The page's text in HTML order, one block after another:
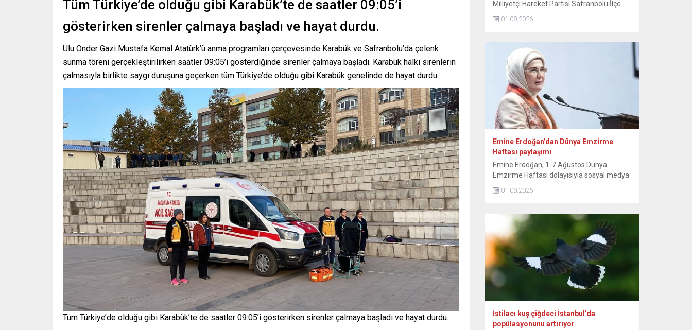
Tüm Türkiye’de olduğu gibi Karabük’te de saatler 09:05’i
gösterirken sirenler çalmaya başladı ve hayat durdu.
Ulu Önder Gazi Mustafa Kemal Atatürk’ü anma programları çerçevesinde Karabük ve Safranbolu’da çelenk
sunma töreni gerçekleştirilirken saatler 09:05’i gösterdiğinde sirenler çalmaya başladı. Karabük halkı sirenlerin
çalmasıyla birlikte saygı duruşuna geçerken tüm Türkiye’de olduğu gibi Karabük genelinde de hayat durdu.
Tüm Türkiye’de olduğu gibi Karabük’te de saatler 09:05’i gösterirken sirenler çalmaya başladı ve hayat durdu.
Milliyetçi Hareket Partisi Safranbolu İlçe
aday olarak seçime giren mevcut başkan
yeniden başkan seçildi. MHP Safranbolu
İlçe Teşkilatının 15. Olağan Kongresi, Sunal
Tülbentçi Öğretmenevi’nde yoğun bir
katılımla gerçekleştirildi. Kongreye tek liste
ile giren mevcut İlçe Başkanı Erkan
Canözü, delegelerin güvenini...
01.08.2026
Emine Erdoğan’dan Dünya Emzirme
Haftası paylaşımı
Emine Erdoğan, 1-7 Ağustos Dünya
Emzirme Haftası dolayısıyla sosyal medya
hesabından paylaşımda bulundu. Emine
Erdoğan, NSosyal hesabından yaptığı
günlerinden itibaren bebeğin sağlıklı
büyümesini ve gelişimini destekleyen,
anne ile bebek arasındaki bağı
kuvvetlendiren eşsiz bir mucizedir. Her
damlasında şifa, güven ve sevgi vardır.
Diliyorum ki her...
01.08.2026
İstilacı kuş çiğdeci İstanbul’da
popülasyonunu artırıyor